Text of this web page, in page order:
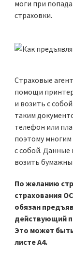
моги при
страховки.
Страховые
помощи
и возить с
таким
телефон или
поэтому
с собой. Данные
возить
По желанию
страхования
обязан
действующий
Это может
листе А4.